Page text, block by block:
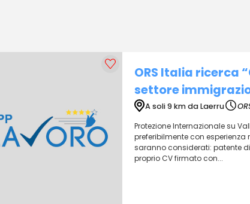
ORS Italia ricerca
settore
A soli 9 km da Laerru
Protezione Internazionale su
preferibilmente con esperienza
saranno considerati: patente
proprio CV firmato con...